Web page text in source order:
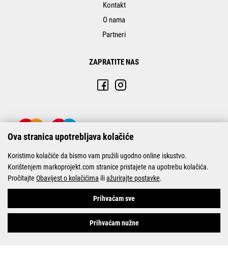
Kontakt
O nama
Partneri
ZAPRATITE NAS
© Marko-Projekt 2026
Ova stranica upotrebljava kolačiće
Koristimo kolačiće da bismo vam pružili ugodno online iskustvo.
Korištenjem markoprojekt.com stranice pristajete na upotrebu kolačića.
Pročitajte Obavijest o kolačićima iliažurirajte postavke.
Prihvaćam sve
Prihvaćam nužne